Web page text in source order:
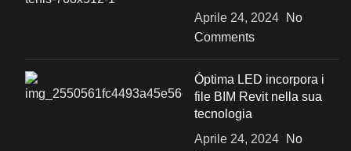
Aprile 24, 2024
No
Comments
Óptima LED incorpora i
file BIM Revit nella sua
tecnologia
Aprile 24, 2024
No